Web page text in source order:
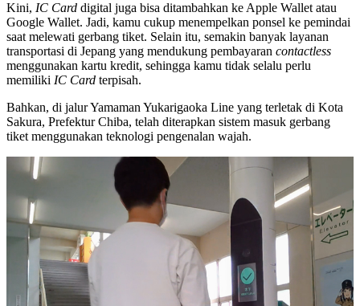
Kini, IC Card digital juga bisa ditambahkan ke Apple Wallet atau
Google Wallet. Jadi, kamu cukup menempelkan ponsel ke pemindai
saat melewati gerbang tiket. Selain itu, semakin banyak layanan
transportasi di Jepang yang mendukung pembayaran contactless
menggunakan kartu kredit, sehingga kamu tidak selalu perlu
memiliki IC Card terpisah.
Bahkan, di jalur Yamaman Yukarigaoka Line yang terletak di Kota
Sakura, Prefektur Chiba, telah diterapkan sistem masuk gerbang
tiket menggunakan teknologi pengenalan wajah.